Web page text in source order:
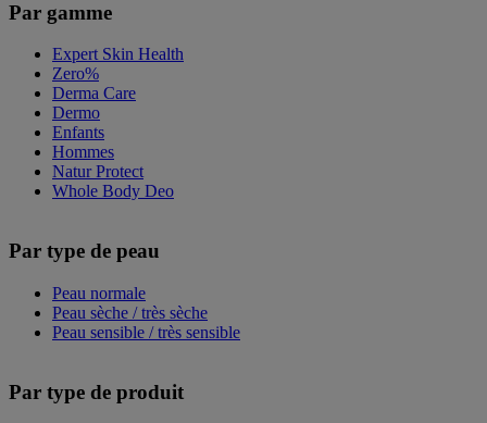
Par gamme
Expert Skin Health
Zero%
Derma Care
Dermo
Enfants
Hommes
Natur Protect
Whole Body Deo
Par type de peau
Peau normale
Peau sèche / très sèche
Peau sensible / très sensible
Par type de produit